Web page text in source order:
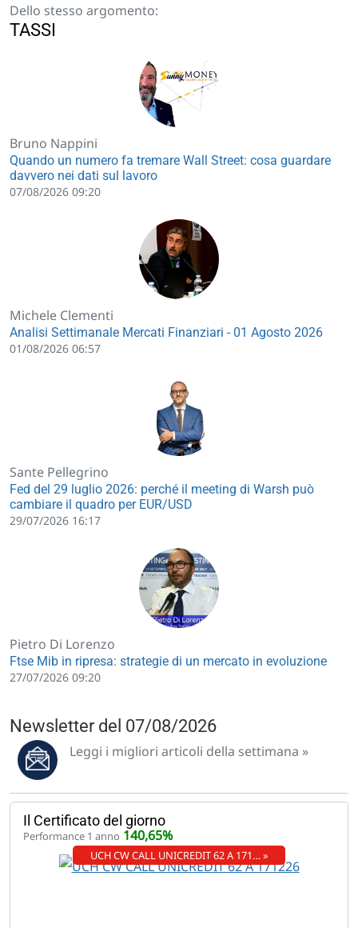
Dello stesso argomento:
TASSI
Bruno Nappini
Quando un numero fa tremare Wall Street: cosa guardare
davvero nei dati sul lavoro
07/08/2026 09:20
Michele Clementi
Analisi Settimanale Mercati Finanziari - 01 Agosto 2026
01/08/2026 06:57
Sante Pellegrino
Fed del 29 luglio 2026: perché il meeting di Warsh può
cambiare il quadro per EUR/USD
29/07/2026 16:17
Pietro Di Lorenzo
Ftse Mib in ripresa: strategie di un mercato in evoluzione
27/07/2026 09:20
Newsletter del 07/08/2026
Leggi i migliori articoli della settimana »
Il Certificato del giorno
Performance 1 anno 140,65%
UCH CW CALL UNICREDIT 62 A 171… »